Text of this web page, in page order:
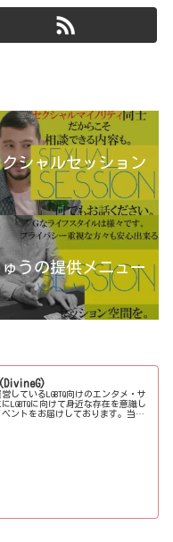
シャルセッション
うの提供メニュー
しているLGBTQ向けのエンタメ・サ
LGBTQに向けて身近な存在を意識し
ントをお届けしております。当事